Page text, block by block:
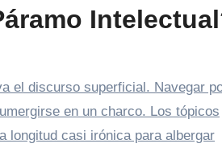
el discurso superficial. Navegar
en un charco. Los tópicos
longitud casi irónica para albergar